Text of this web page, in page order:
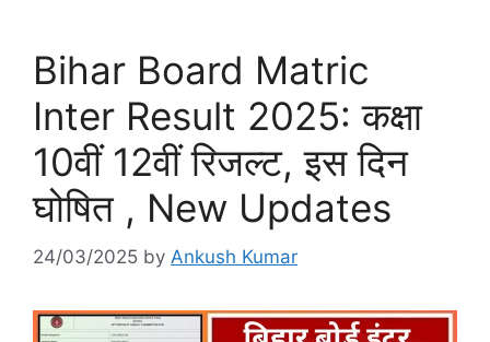
Bihar Board Matric
Inter Result 2025: कक्षा
10वीं 12वीं रिजल्ट, इस दिन
घोषित , New Updates
24/03/2025 by Ankush Kumar